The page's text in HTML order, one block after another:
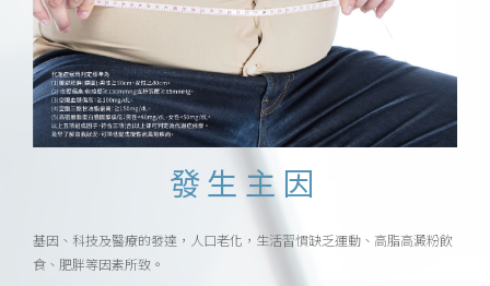
發生主因
基因、科技及醫療的發達，人口老化，生活習慣缺乏運動、高脂高澱粉飲
食、肥胖等因素所致。